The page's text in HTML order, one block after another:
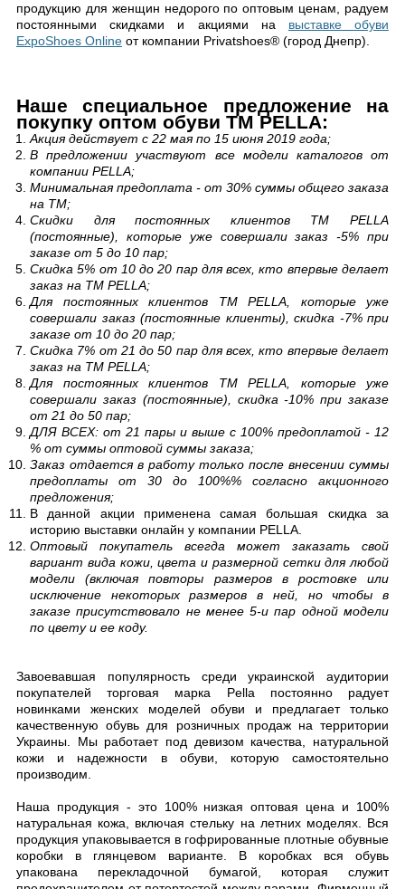
продукцию для женщин недорого по оптовым ценам, радуем
постоянными скидками и акциями на выставке обуви
ExpoShoes Online от компании Privatshoes® (город Днепр).
Наше специальное предложение на
покупку оптом обуви ТМ PELLA:
Акция действует с 22 мая по 15 июня 2019 года;
В предложении участвуют все модели каталогов от
компании PELLA;
Минимальная предоплата - от 30% суммы общего заказа
на ТМ;
Скидки для постоянных клиентов ТМ PELLA
(постоянные), которые уже совершали заказ -5% при
заказе от 5 до 10 пар;
Скидка 5% от 10 до 20 пар для всех, кто впервые делает
заказ на ТМ PELLA;
Для постоянных клиентов ТМ PELLA, которые уже
совершали заказ (постоянные клиенты), скидка -7% при
заказе от 10 до 20 пар;
Скидка 7% от 21 до 50 пар для всех, кто впервые делает
заказ на ТМ PELLA;
Для постоянных клиентов ТМ PELLA, которые уже
совершали заказ (постоянные), скидка -10% при заказе
от 21 до 50 пар;
ДЛЯ ВСЕХ: от 21 пары и выше с 100% предоплатой - 12
% от суммы оптовой суммы заказа;
Заказ отдается в работу только после внесении суммы
предоплаты от 30 до 100%% согласно акционного
предложения;
В данной акции применена самая большая скидка за
историю выставки онлайн у компании PELLA.
Оптовый покупатель всегда может заказать свой
вариант вида кожи, цвета и размерной сетки для любой
модели (включая повторы размеров в ростовке или
исключение некоторых размеров в ней, но чтобы в
заказе присутствовало не менее 5-и пар одной модели
по цвету и ее коду.
Завоевавшая популярность среди украинской аудитории
покупателей торговая марка Pella постоянно радует
новинками женских моделей обуви и предлагает только
качественную обувь для розничных продаж на территории
Украины. Мы работает под девизом качества, натуральной
кожи и надежности в обуви, которую самостоятельно
производим.
Наша продукция - это 100% низкая оптовая цена и 100%
натуральная кожа, включая стельку на летних моделях. Вся
продукция упаковывается в гофрированные плотные обувные
коробки в глянцевом варианте. В коробках вся обувь
упакована перекладочной бумагой, которая служит